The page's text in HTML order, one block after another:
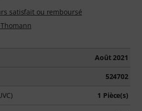
satisfait ou remboursé
Août 2021
524702
1 Pièce(s)